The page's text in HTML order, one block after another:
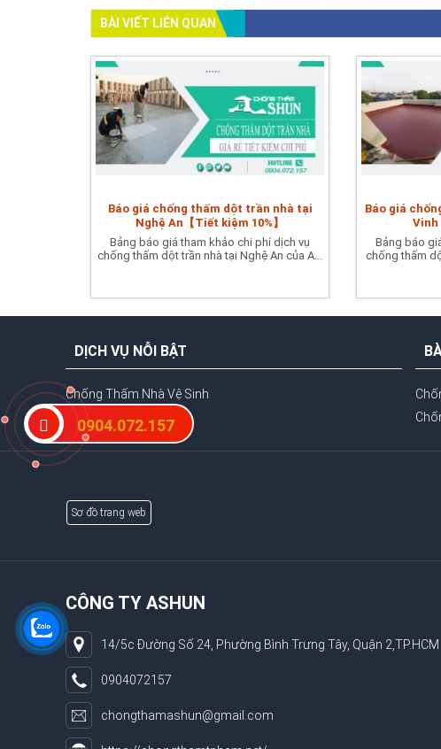
BÀI VIẾT LIÊN QUAN
Báo giá chống thấm dột trần nhà tại
Nghệ An【Tiết kiệm 10%】
Bảng báo giá tham khảo chi phí dịch vụ
chống thấm dột trần nhà tại Nghệ An của A...
Báo giá
Vinh
Bảng báo
chống thấm
DỊCH VỤ NỖI BẬT
Chống Thấm Nhà Vệ Sinh
Chống Thấm Sàn Mái
Sơ đồ trang web
CÔNG TY ASHUN
14/5c Đường Số 24, Phường Bình Trưng Tây, Quận 2,TP.HCM
0904072157
chongthamashun@gmail.com
0904.072.157